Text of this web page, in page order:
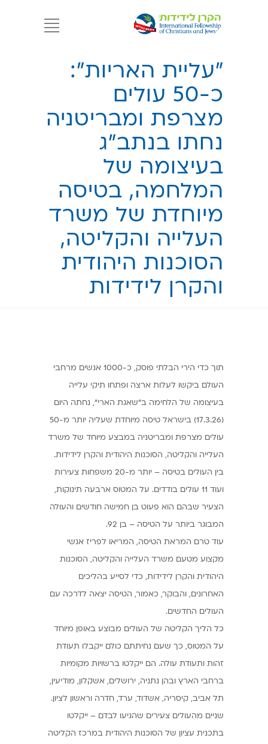
״עליית האריות״:
כ-50 עולים
מצרפת ומבריטניה
נחתו בנתב״ג
בעיצומה של
המלחמה, בטיסה
מיוחדת של משרד
העלייה והקליטה,
הסוכנות היהודית
והקרן לידידות
תוך כדי הירי הבלתי פוסק, כ-1000 אנשים מרחבי
העולם ביקשו לעלות ארצה ופתחו תיקי עלייה
בעיצומה של הלחימה ב"שאגת הארי", נחתה היום
(17.3.26) בישראל טיסה מיוחדת שעליה יותר מ-50
עולים מצרפת ומבריטניה במבצע מיוחד של משרד
העלייה והקליטה, הסוכנות היהודית והקרן לידידות.
בין העולים בטיסה – יותר מ-20 משפחות צעירות
ועוד 11 עולים בודדים. על המטוס ארבעה תינוקות,
הצעיר שבהם הוא פעוט בן חמישה חודשים והעולה
המבוגר ביותר על הטיסה – בן 92.
עוד טרם המראת הטיסה, המריאו לפריז אנשי
מקצוע מטעם משרד העלייה והקליטה, הסוכנות
היהודית והקרן לידידות, כדי לסייע בהליכים
האחרונים, והבוקר, כאמור, הטיסה יצאה לדרכה עם
העולים החדשים.
כל הליך הקליטה של העולים מבוצע באופן מיוחד
על המטוס, כך שעם נחיתתם כולם ייקבלו תעודת
זהות ותעודת עולה. הם ייקלטו ברשויות מקומיות
ברחבי הארץ ובהן נתניה, ירושלים, אשקלון, מודיעין,
תל אביב, קיסריה, אשדוד, ערד, חדרה וראשון לציון.
שניים מהעולים צעירים שהגיעו לבדם – ייקלטו
בתכנית עציון של הסוכנות היהודית במרכז הקליטה